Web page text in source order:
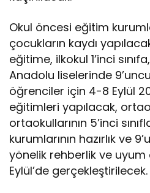
Okul öncesi eğitim
çocukların kaydı
eğitime, ilkokul 1’inci
Anadolu liselerinde
öğrenciler için 4-8 Eylül
eğitimleri yapılacak,
ortaokullarının 5’inci
kurumlarının hazırlık ve
yönelik rehberlik ve uyum
Eylül’de gerçekleştirilecek.